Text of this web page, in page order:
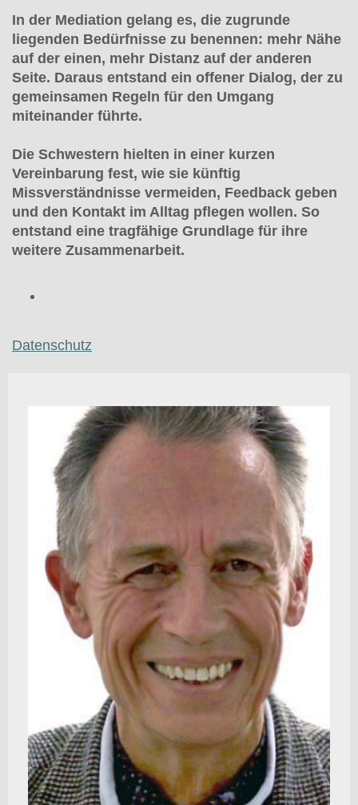
In der Mediation gelang es, die zugrunde
liegenden Bedürfnisse zu benennen: mehr Nähe
auf der einen, mehr Distanz auf der anderen
Seite. Daraus entstand ein offener Dialog, der zu
gemeinsamen Regeln für den Umgang
miteinander führte.
Die Schwestern hielten in einer kurzen
Vereinbarung fest, wie sie künftig
Missverständnisse vermeiden, Feedback geben
und den Kontakt im Alltag pflegen wollen. So
entstand eine tragfähige Grundlage für ihre
weitere Zusammenarbeit.
Datenschutz